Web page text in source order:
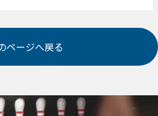
ページへ戻る